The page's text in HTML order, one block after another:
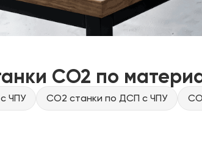
CO2 по
ЧПУ CO2 станки по ДСП с ЧПУ